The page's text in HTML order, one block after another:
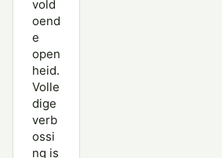
vold
oend
e
open
heid.
Volle
dige
verb
ossi
ng is